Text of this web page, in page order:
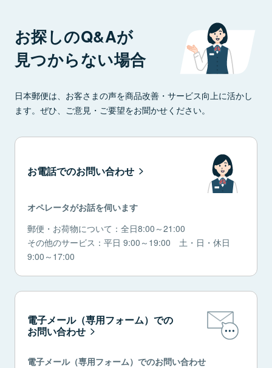
お探しのQ&Aが
見つからない場合
日本郵便は、お客さまの声を商品改善・サービス向上に活かし
ます。ぜひ、ご意見・ご要望をお聞かせください。
お電話でのお問い合わせ
オペレータがお話を伺います
郵便・お荷物について：全日8:00～21:00
その他のサービス：平日 9:00～19:00 土・日・休日
9:00～17:00
電子メール（専用フォーム）での
お問い合わせ
電子メール（専用フォーム）でのお問い合わせ